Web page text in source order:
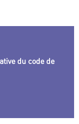
du code de